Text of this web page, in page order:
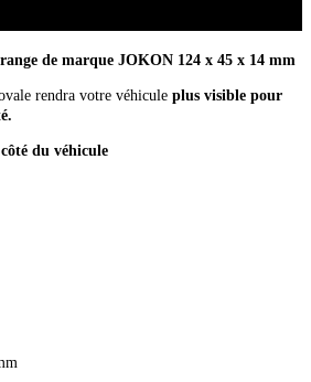
de marque JOKON 124 x 45 x 14 mm
rendra votre véhicule plus visible pour
du véhicule